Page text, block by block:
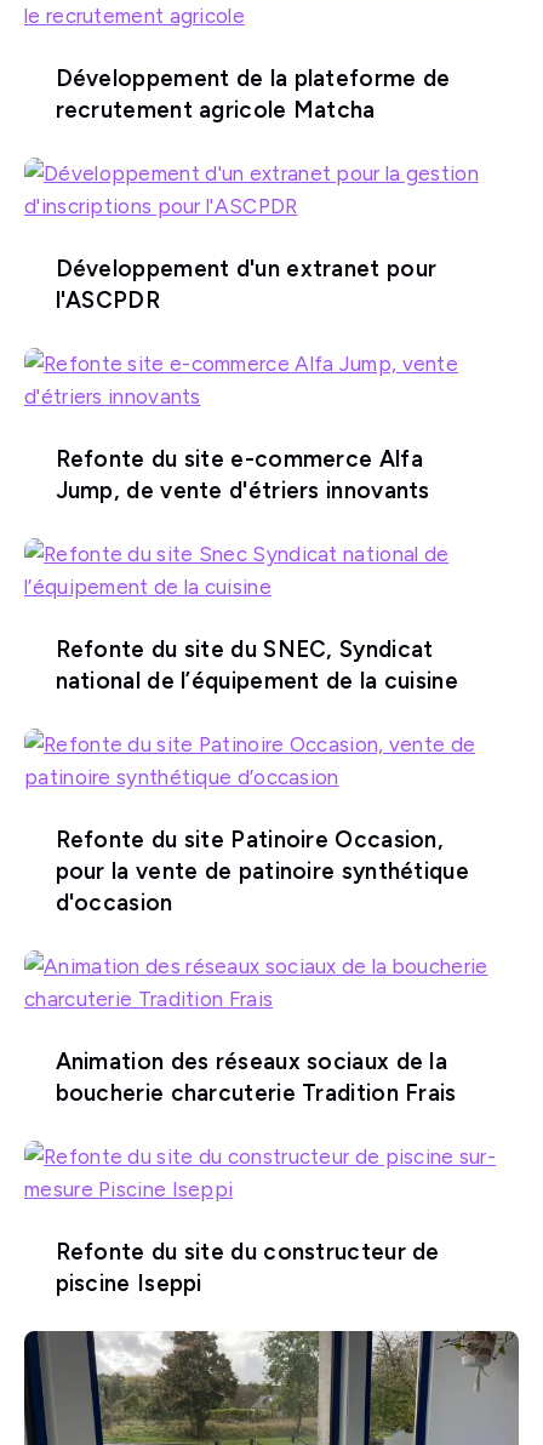
Développement de la plateforme de
recrutement agricole Matcha
Développement d'un extranet pour
l'ASCPDR
Refonte du site e-commerce Alfa
Jump, de vente d'étriers innovants
Refonte du site du SNEC, Syndicat
national de l’équipement de la cuisine
Refonte du site Patinoire Occasion,
pour la vente de patinoire synthétique
d'occasion
Animation des réseaux sociaux de la
boucherie charcuterie Tradition Frais
Refonte du site du constructeur de
piscine Iseppi